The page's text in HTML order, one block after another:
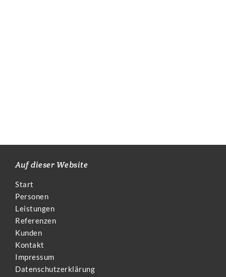
Auf dieser Website
Start
Personen
Leistungen
Referenzen
Kunden
Kontakt
Impressum
Datenschutzerklärung